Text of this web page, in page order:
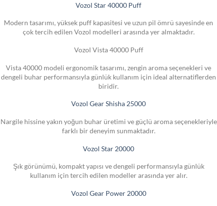
Vozol Star 40000 Puff
Modern tasarımı, yüksek puff kapasitesi ve uzun pil ömrü sayesinde en
çok tercih edilen Vozol modelleri arasında yer almaktadır.
Vozol Vista 40000 Puff
Vista 40000 modeli ergonomik tasarımı, zengin aroma seçenekleri ve
dengeli buhar performansıyla günlük kullanım için ideal alternatiflerden
biridir.
Vozol Gear Shisha 25000
Nargile hissine yakın yoğun buhar üretimi ve güçlü aroma seçenekleriyle
farklı bir deneyim sunmaktadır.
Vozol Star 20000
Şık görünümü, kompakt yapısı ve dengeli performansıyla günlük
kullanım için tercih edilen modeller arasında yer alır.
Vozol Gear Power 20000